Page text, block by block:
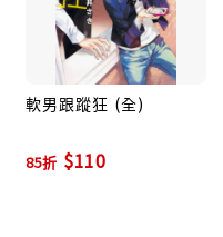
軟男跟蹤狂 (全)
85折 $110